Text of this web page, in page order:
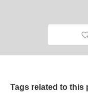
Tags related to this